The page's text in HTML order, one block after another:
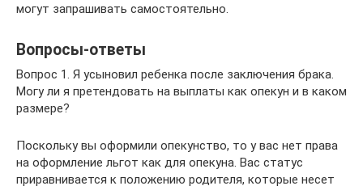
могут запрашивать самостоятельно.
Вопросы-ответы
Вопрос 1. Я усыновил ребенка после заключения брака.
Могу ли я претендовать на выплаты как опекун и в каком
размере?
Поскольку вы оформили опекунство, то у вас нет права
на оформление льгот как для опекуна. Вас статус
приравнивается к положению родителя, которые несет